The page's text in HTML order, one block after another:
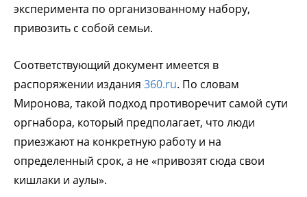
эксперимента по организованному набору,
привозить с собой семьи.
Соответствующий документ имеется в
распоряжении издания 360.ru. По словам
Миронова, такой подход противоречит самой сути
оргнабора, который предполагает, что люди
приезжают на конкретную работу и на
определенный срок, а не «привозят сюда свои
кишлаки и аулы».